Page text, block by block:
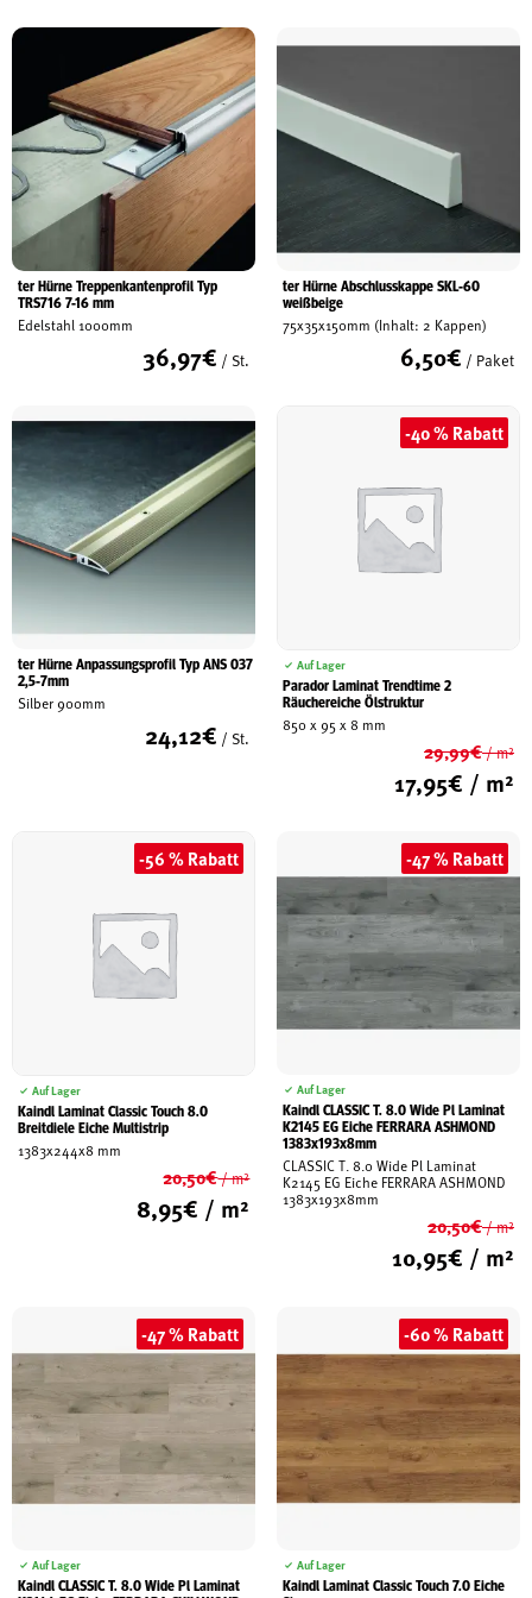
ter Hürne Treppenkantenprofil Typ
TRS716 7-16 mm
Edelstahl 1000mm
36,97€ / St.
ter Hürne Abschlusskappe SKL-60
weißbeige
75x35x150mm (Inhalt: 2 Kappen)
6,50€ / Paket
ter Hürne Anpassungsprofil Typ ANS 037
2,5-7mm
Silber 900mm
24,12€ / St.
-40 % Rabatt
Auf Lager
Parador Laminat Trendtime 2
Räuchereiche Ölstruktur
850 x 95 x 8 mm
29,99€/ m²
17,95€ / m²
-56 % Rabatt
Auf Lager
Kaindl Laminat Classic Touch 8.0
Breitdiele Eiche Multistrip
1383x244x8 mm
20,50€/ m²
Ursprünglicher
8,95€ / m²
-47 % Rabatt
Auf Lager
Kaindl CLASSIC T. 8.0 Wide Pl Laminat
K2145 EG Eiche FERRARA ASHMOND
1383x193x8mm
CLASSIC T. 8.0 Wide Pl Laminat
K2145 EG Eiche FERRARA ASHMOND
1383x193x8mm
20,50€/ m²
10,95€ / m²
-47 % Rabatt
Auf Lager
Kaindl CLASSIC T. 8.0 Wide Pl Laminat
-60 % Rabatt
Auf Lager
Kaindl Laminat Classic Touch 7.0 Eiche